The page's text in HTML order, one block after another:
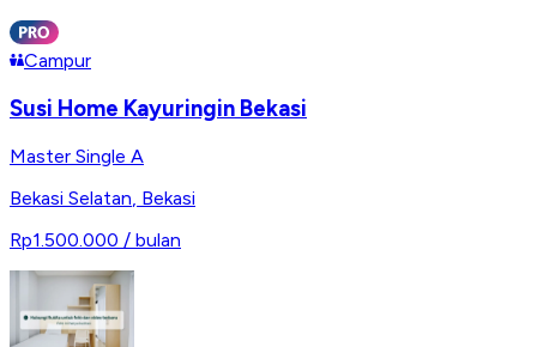
Campur
Susi Home Kayuringin Bekasi
Master Single A
Bekasi Selatan Bekasi
Rp1.500.000 / bulan